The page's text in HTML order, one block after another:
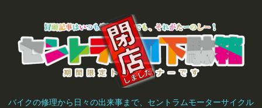
バイクの修理から日々の出来事まで、セントラムモーターサイクル